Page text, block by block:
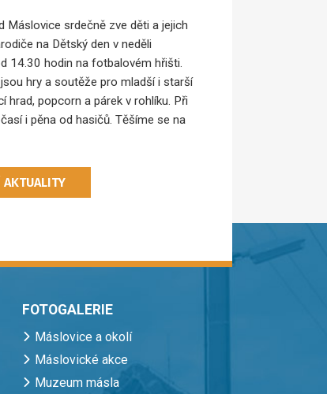
Máslovice srdečně zve děti a jejich
na Dětský den v neděli
14.30 hodin na fotbalovém hřišti.
jsou hry a soutěže pro mladší i starší
hrad, popcorn a párek v rohlíku. Při
i pěna od hasičů. Těšíme se na
AKTUALITY
FOTOGALERIE
Máslovice a okolí
Máslovické akce
Muzeum másla